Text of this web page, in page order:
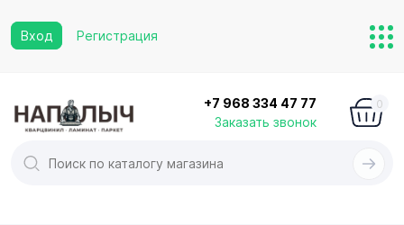
Вход Регистрация
+7 968 334 47 77
Заказать звонок
0